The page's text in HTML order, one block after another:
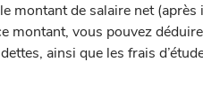
montant de salaire net
montant, vous pouvez
ainsi que les frais